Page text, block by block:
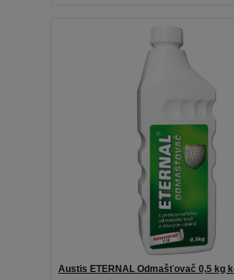
Austis ETERNAL Odmašťovač 0,5 kg